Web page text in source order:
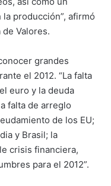
producción”, afirmó
Valores.
grandes
el 2012. “La falta
euro y la deuda
falta de arreglo
de los EU;
y Brasil; la
crisis financiera,
para el 2012”.